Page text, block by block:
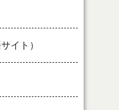
イト）